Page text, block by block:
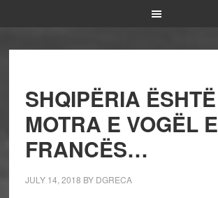
SHQIPËRIA ËSHTË
MOTRA E VOGËL E
FRANCËS…
JULY 14, 2018 BY DGRECA